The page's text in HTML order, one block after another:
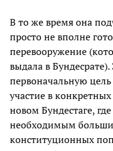
В то же время она
просто не вполне
перевооружение
выдала в
первоначальную
участие в
новом Бундестаге,
необходимым
конституционных